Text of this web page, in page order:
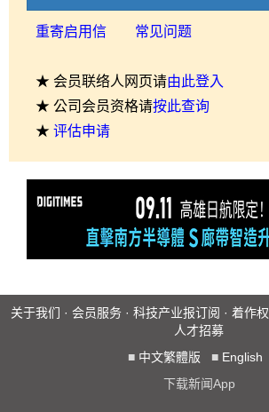
重寄启用信 常见问题
★ 会员联络人网页请由此登入
★ 公司会员资格请按此查询
★ 评估申请
关于我们 · 会员服务 · 科技产业报订阅 · 着作权
人才招募
■ 中文繁體版 ■ English
下载新闻App